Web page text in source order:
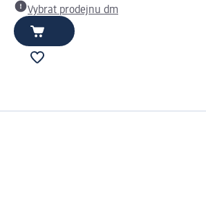
Vybrat prodejnu dm